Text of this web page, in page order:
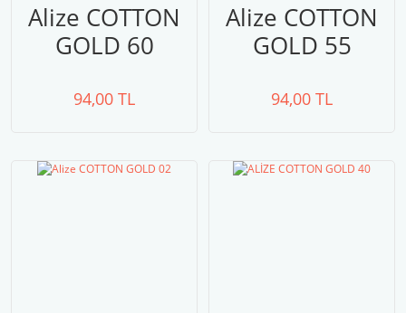
Alize COTTON
GOLD 60
94,00 TL
Alize COTTON
GOLD 55
94,00 TL